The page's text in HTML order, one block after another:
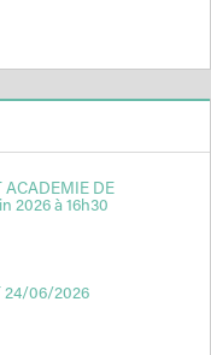
ACADEMIE DE
2026 à 16h30
24/06/2026